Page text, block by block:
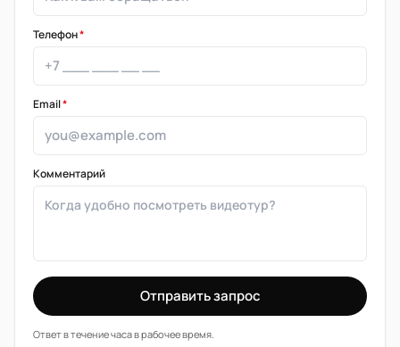
Телефон*
Email*
Комментарий
Отправить запрос
Ответ в течение часа в рабочее время.